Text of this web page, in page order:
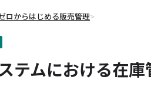
ロからはじめる販売管理>
テムにおける在